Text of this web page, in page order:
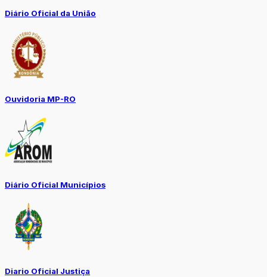
Diário Oficial da União
Ouvidoria MP-RO
Diário Oficial Municípios
Diario Oficial Justiça